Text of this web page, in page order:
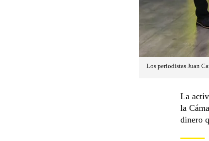
Los periodistas Juan
La
la
dinero